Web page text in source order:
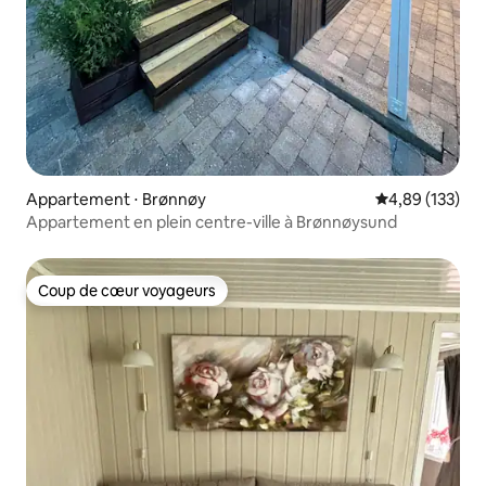
Appartement ⋅ Brønnøy Évaluation
4,89 (133)
Appartement en plein centre-ville à Brønnøysund
Coup de cœur voyageurs
Coup de cœur voyageurs